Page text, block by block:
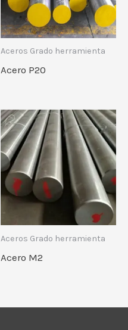
Aceros Grado herramienta
Acero P20
Aceros Grado herramienta
Acero M2